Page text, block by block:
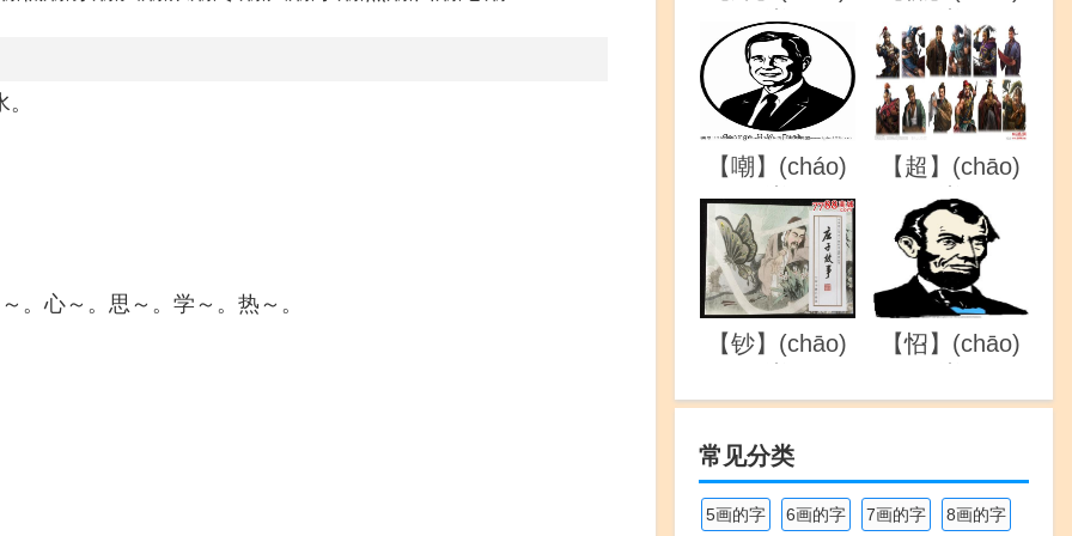
。心～。思～。学～。热～。
的详解
的详解
【嘲】(cháo)
的详解
【超】(chāo)
的详解
【钞】(chāo)
【怊】(chāo)
常见分类
5画的字 6画的字 7画的字 8画的字